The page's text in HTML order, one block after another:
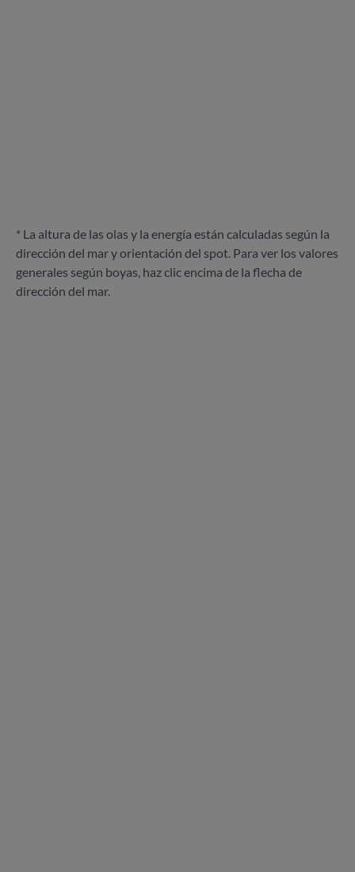
* La altura de las olas y la energía están calculadas según la
dirección del mar y orientación del spot. Para ver los valores
generales según boyas, haz clic encima de la flecha de
dirección del mar.